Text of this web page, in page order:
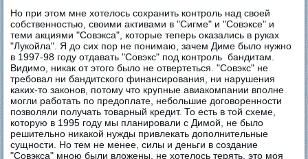
Но при этом мне хотелось сохранить контроль над своей
собственностью, своими активами в "Сигме" и "Совэксе" и
теми акциями "Совэкса", которые теперь оказались в руках
"Лукойла". Я до сих пор не понимаю, зачем Диме было нужно
в 1997-98 году отдавать "Совэкс" под контроль бандитам.
Видимо, никак от этого было не отвертеться. "Совэкс" не
требовал ни бандитского финансирования, ни нарушения
каких-то законов, потому что крупные авиакомпании вполне
могли работать по предоплате, небольшие договоренности
позволяли получать товарный кредит. То есть в той схеме,
которую в 1995 году мы планировали с Димой, не было
решительно никакой нужды привлекать дополнительные
сущности. Но тем не менее, силы и деньги в создание
"Совэкса" мною были вложены, не хотелось терять, это моя